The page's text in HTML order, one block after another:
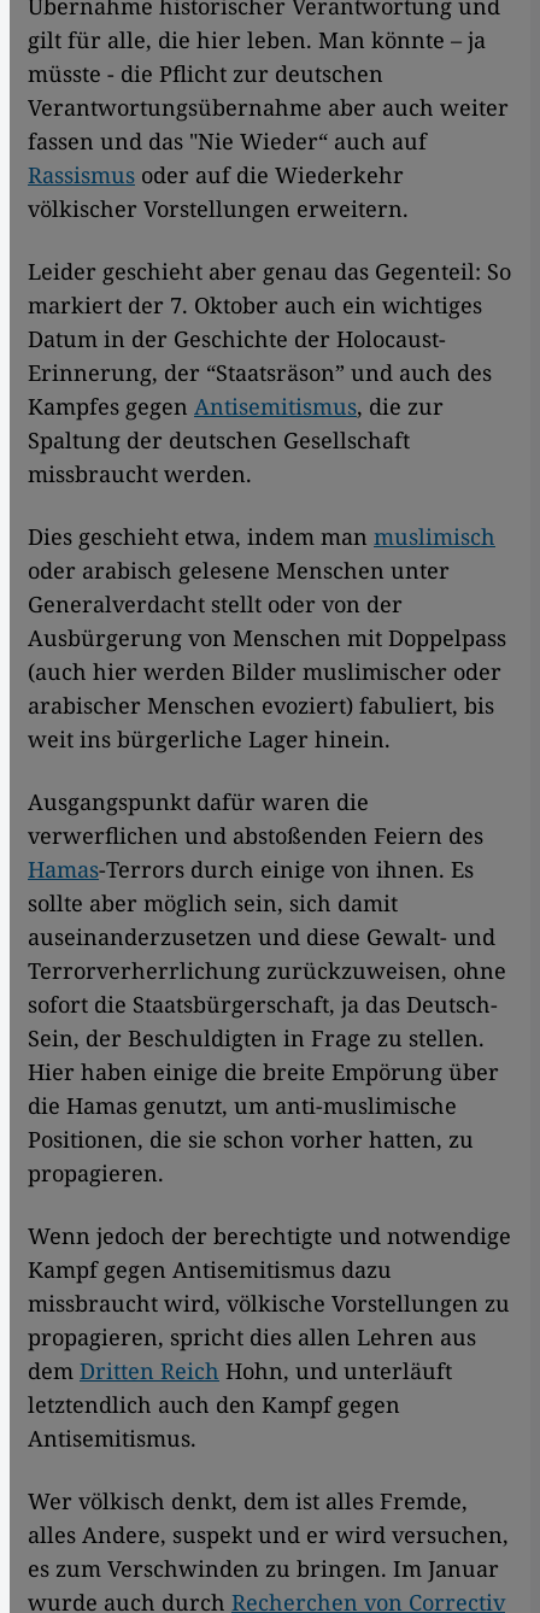
gilt für alle, die hier leben. Man könnte – ja
müsste - die Pflicht zur deutschen
Verantwortungsübernahme aber auch weiter
fassen und das "Nie Wieder“ auch auf
Rassismus oder auf die Wiederkehr
völkischer Vorstellungen erweitern.
Leider geschieht aber genau das Gegenteil: So
markiert der 7. Oktober auch ein wichtiges
Datum in der Geschichte der Holocaust-
Erinnerung, der “Staatsräson” und auch des
Kampfes gegen Antisemitismus, die zur
Spaltung der deutschen Gesellschaft
missbraucht werden.
Dies geschieht etwa, indem man muslimisch
oder arabisch gelesene Menschen unter
Generalverdacht stellt oder von der
Ausbürgerung von Menschen mit Doppelpass
(auch hier werden Bilder muslimischer oder
arabischer Menschen evoziert) fabuliert, bis
weit ins bürgerliche Lager hinein.
Ausgangspunkt dafür waren die
verwerflichen und abstoßenden Feiern des
Hamas-Terrors durch einige von ihnen. Es
sollte aber möglich sein, sich damit
auseinanderzusetzen und diese Gewalt- und
Terrorverherrlichung zurückzuweisen, ohne
sofort die Staatsbürgerschaft, ja das Deutsch-
Sein, der Beschuldigten in Frage zu stellen.
Hier haben einige die breite Empörung über
die Hamas genutzt, um anti-muslimische
Positionen, die sie schon vorher hatten, zu
propagieren.
Wenn jedoch der berechtigte und notwendige
Kampf gegen Antisemitismus dazu
missbraucht wird, völkische Vorstellungen zu
propagieren, spricht dies allen Lehren aus
dem Dritten Reich Hohn, und unterläuft
letztendlich auch den Kampf gegen
Antisemitismus.
Wer völkisch denkt, dem ist alles Fremde,
alles Andere, suspekt und er wird versuchen,
es zum Verschwinden zu bringen. Im Januar
wurde auch durch Recherchen von Correctiv